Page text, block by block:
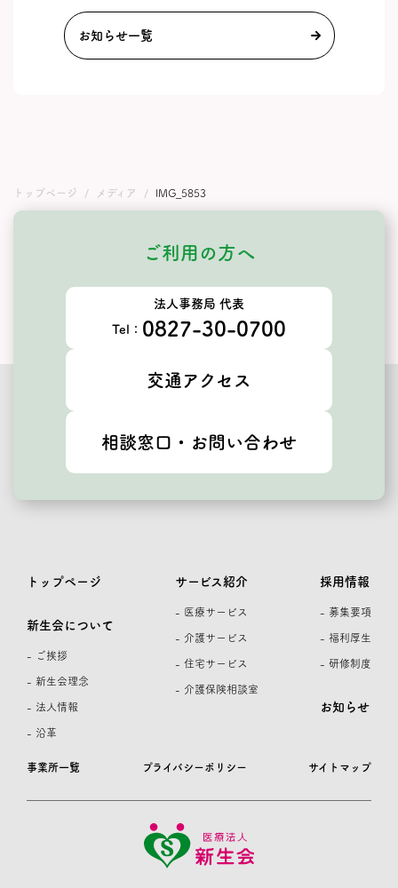
お知らせ一覧
トップページ メディア IMG_5853
ご利用の方へ
法人事務局 代表
Tel： 0827-30-0700
交通アクセス
相談窓口・お問い合わせ
事業所一覧 プライバシーポリシー サイトマップ
トップページ
新生会について
- ご挨拶
- 新生会理念
- 法人情報
- 沿革
サービス紹介
- 医療サービス
- 介護サービス
- 住宅サービス
- 介護保険相談室
採用情報
- 募集要項
- 福利厚生
- 研修制度
お知らせ